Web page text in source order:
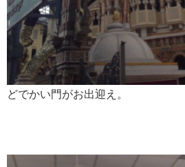
どでかい門がお出迎え。